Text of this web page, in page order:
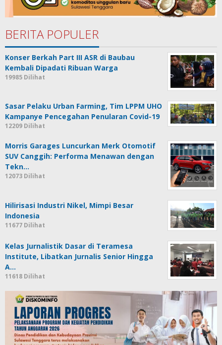
BERITA POPULER
Konser Berkah Part III ASR di Baubau
Kembali Dipadati Ribuan Warga
19985 Dilihat
Sasar Pelaku Urban Farming, Tim LPPM UHO
Kampanye Pencegahan Penularan Covid-19
12209 Dilihat
Morris Garages Luncurkan Merk Otomotif
SUV Canggih: Performa Menawan dengan
Tekn…
12073 Dilihat
Hilirisasi Industri Nikel, Mimpi Besar
Indonesia
11677 Dilihat
Kelas Jurnalistik Dasar di Teramesa
Institute, Libatkan Jurnalis Senior Hingga
A…
11618 Dilihat